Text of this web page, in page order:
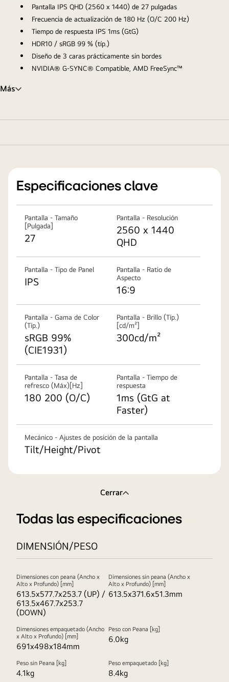
Pantalla IPS QHD (2560 x 1440) de 27 pulgadas
Frecuencia de actualización de 180 Hz (O/C 200 Hz)
Tiempo de respuesta IPS 1ms (GtG)
HDR10 / sRGB 99 % (típ.)
Diseño de 3 caras prácticamente sin bordes
NVIDIA® G-SYNC® Compatible, AMD FreeSync™
Más
Especificaciones clave
Pantalla - Tamaño
[Pulgada]
27
Pantalla - Resolución
2560 x 1440
QHD
Pantalla - Tipo de Panel
IPS
Pantalla - Ratio de
Aspecto
16:9
Pantalla - Gama de Color
(Típ.)
sRGB 99%
(CIE1931)
Pantalla - Brillo (Típ.)
[cd/m²]
300cd/m²
Pantalla - Tasa de
refresco (Máx)[Hz]
180 200 (O/C)
Pantalla - Tiempo de
respuesta
1ms (GtG at
Faster)
Mecánico - Ajustes de posición de la pantalla
Tilt/Height/Pivot
Cerrar
Todas las especificaciones
DIMENSIÓN/PESO
Dimensiones con peana (Ancho x
Alto x Profundo) [mm]
613.5x577.7x253.7 (UP) /
613.5x467.7x253.7
(DOWN)
Dimensiones sin peana (Ancho x
Alto x Profundo) [mm]
613.5x371.6x51.3mm
Dimensiones empaquetado (Ancho
x Alto x Profundo) [mm]
691x498x184mm
Peso con Peana [kg]
6.0kg
Peso sin Peana [kg]
4.1kg
Peso empaquetado [kg]
8.4kg